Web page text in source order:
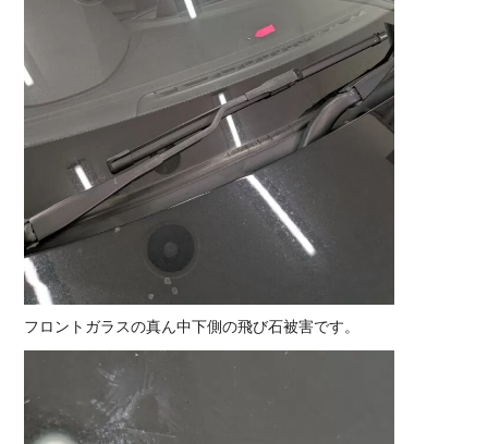
フロントガラスの真ん中下側の飛び石被害です。